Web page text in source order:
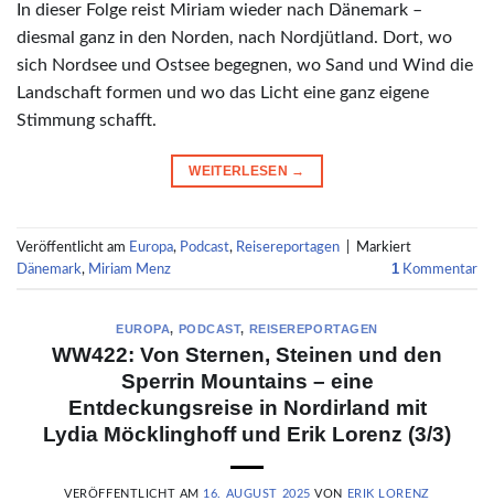
In dieser Folge reist Miriam wieder nach Dänemark –
diesmal ganz in den Norden, nach Nordjütland. Dort, wo
sich Nordsee und Ostsee begegnen, wo Sand und Wind die
Landschaft formen und wo das Licht eine ganz eigene
Stimmung schafft.
WEITERLESEN →
Veröffentlicht am Europa, Podcast, Reisereportagen
Markiert
Dänemark, Miriam Menz 1 Kommentar
EUROPA, PODCAST, REISEREPORTAGEN
WW422: Von Sternen, Steinen und den
Sperrin Mountains – eine
Entdeckungsreise in Nordirland mit
Lydia Möcklinghoff und Erik Lorenz (3/3)
VERÖFFENTLICHT AM 16. AUGUST 2025 VON ERIK LORENZ